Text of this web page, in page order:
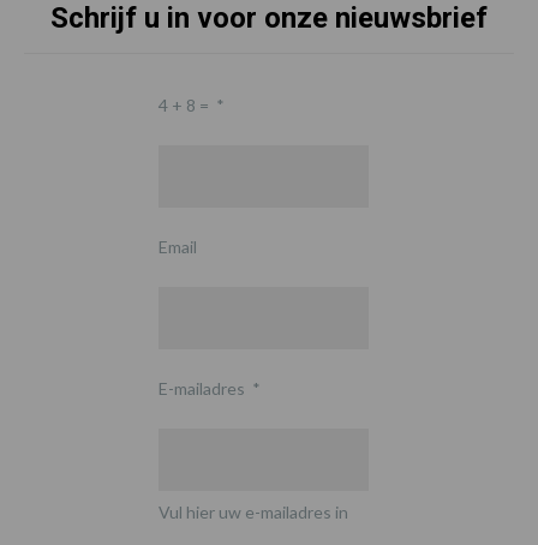
Schrijf u in voor onze nieuwsbrief
4 + 8 = *
Email
E-mailadres *
Vul hier uw e-mailadres in